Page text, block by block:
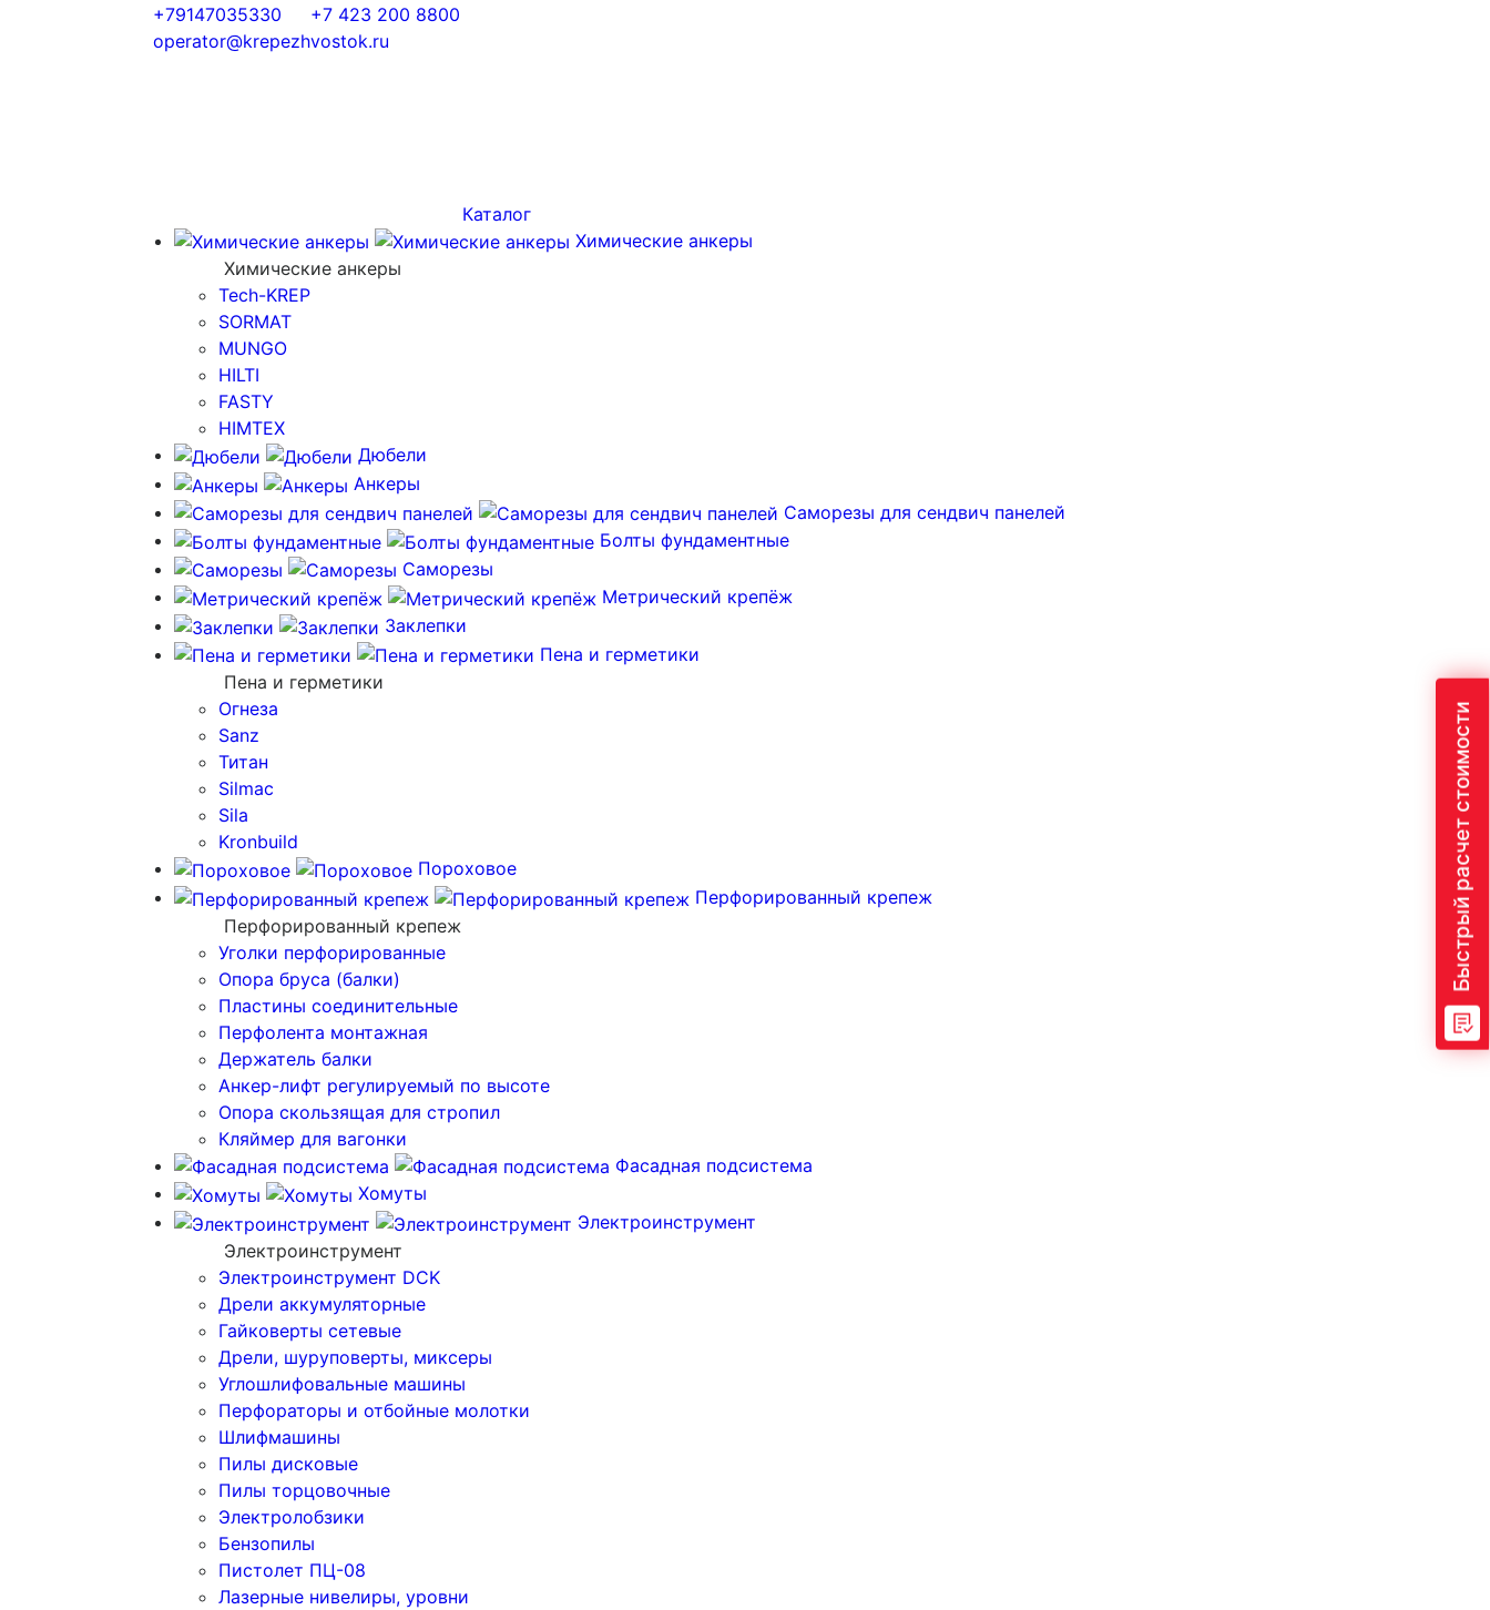
Быстрый расчет стоимости
+79147035330
+7 423 200 8800
operator@krepezhvostok.ru
Каталог
Химические анкеры
Химические анкеры
Tech-KREP
SORMAT
MUNGO
HILTI
FASTY
HIMTEX
Дюбели
Анкеры
Саморезы для сендвич панелей
Болты фундаментные
Саморезы
Метрический крепёж
Заклепки
Пена и герметики
Пена и герметики
Огнеза
Sanz
Титан
Silmac
Sila
Kronbuild
Пороховое
Перфорированный крепеж
Перфорированный крепеж
Уголки перфорированные
Опора бруса (балки)
Пластины соединительные
Перфолента монтажная
Держатель балки
Анкер-лифт регулируемый по высоте
Опора скользящая для стропил
Кляймер для вагонки
Фасадная подсистема
Хомуты
Электроинструмент
Электроинструмент
Электроинструмент DCK
Дрели аккумуляторные
Гайковерты сетевые
Дрели, шуруповерты, миксеры
Углошлифовальные машины
Перфораторы и отбойные молотки
Шлифмашины
Пилы дисковые
Пилы торцовочные
Электролобзики
Бензопилы
Пистолет ПЦ-08
Лазерные нивелиры, уровни